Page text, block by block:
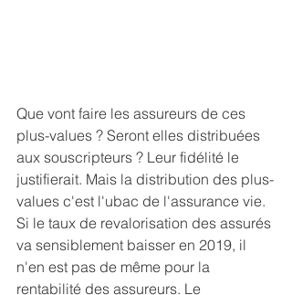
Que vont faire les assureurs de ces
plus-values ? Seront elles distribuées
aux souscripteurs ? Leur fidélité le
justifierait. Mais la distribution des plus-
values c'est l'ubac de l'assurance vie.
Si le taux de revalorisation des assurés
va sensiblement baisser en 2019, il
n'en est pas de même pour la
rentabilité des assureurs. Le